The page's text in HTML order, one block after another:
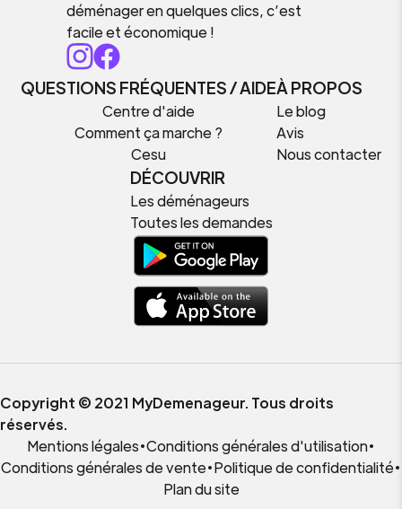
déménager en quelques clics, c’est
facile et économique !
QUESTIONS FRÉQUENTES / AIDE
Centre d'aide
Comment ça marche ?
Cesu
À PROPOS
Le blog
Avis
Nous contacter
DÉCOUVRIR
Les déménageurs
Toutes les demandes
Copyright © 2021 MyDemenageur. Tous droits
réservés.
Mentions légales•Conditions générales d'utilisation•
Conditions générales de vente•Politique de confidentialité•
Plan du site